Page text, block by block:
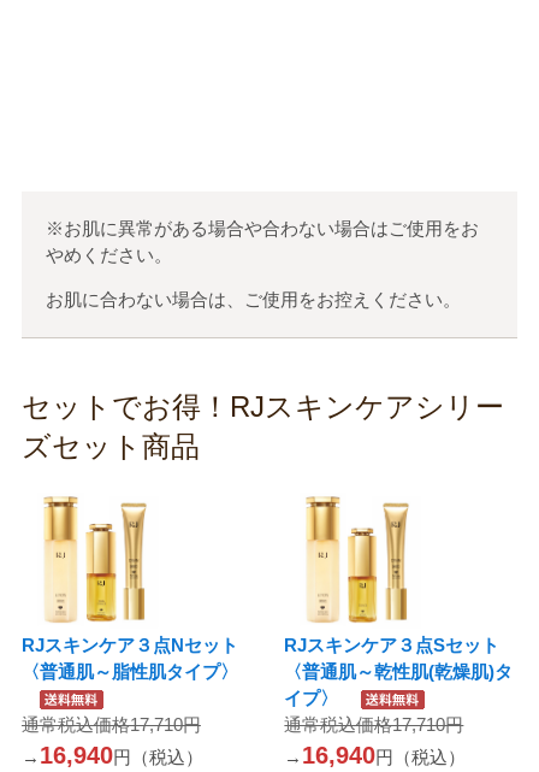
※お肌に異常がある場合や合わない場合はご使用をお
やめください。
お肌に合わない場合は、ご使用をお控えください。
セットでお得！RJスキンケアシリー
ズセット商品
RJスキンケア３点Nセット
〈普通肌～脂性肌タイプ〉
通常税込価格17,710円
→ 16,940円（税込）
RJスキンケア３点Sセット
〈普通肌～乾性肌(乾燥肌)タ
イプ〉
通常税込価格17,710円
→ 16,940円（税込）